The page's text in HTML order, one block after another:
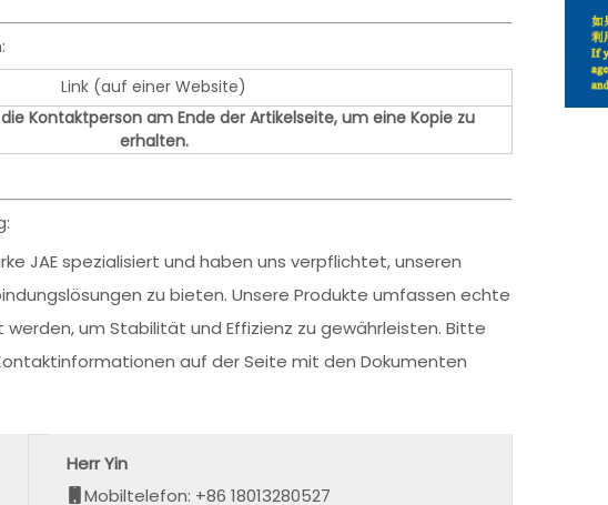
Link (auf einer Website)
Kontaktperson am Ende der Artikelseite, um eine Kopie zu
erhalten.
JAE spezialisiert und haben uns verpflichtet, unseren
zu bieten. Unsere Produkte umfassen echte
um Stabilität und Effizienz zu gewährleisten. Bitte
auf der Seite mit den Dokumenten
Herr Yin
Mobiltelefon: +86 18013280527